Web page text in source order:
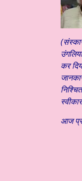
कर
आज